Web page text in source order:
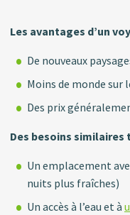
Les avantages d’un
De nouveaux
Moins de monde sur
Des prix
Des besoins similaires
Un emplacement
nuits plus fraîches)
Un accès à l’eau et à